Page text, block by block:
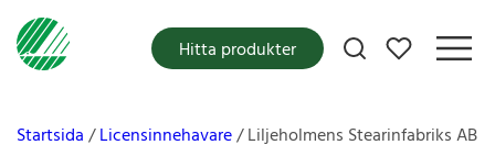
Mina favoriter
Hitta produkter
Startsida Licensinnehavare Liljeholmens Stearinfabriks AB